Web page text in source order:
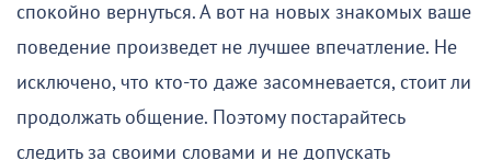
спокойно вернуться. А вот на новых знакомых ваше
поведение произведет не лучшее впечатление. Не
исключено, что кто-то даже засомневается, стоит ли
продолжать общение. Поэтому постарайтесь
следить за своими словами и не допускать